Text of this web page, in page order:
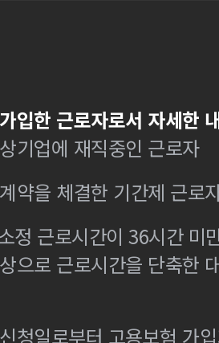
입한 근로자로서 자세한
기업에 재직중인 근로자
약을 체결한 기간제 근로
정 근로시간이 36시간 미
으로 근로시간을 단축한
청일로부터 고용보험 가